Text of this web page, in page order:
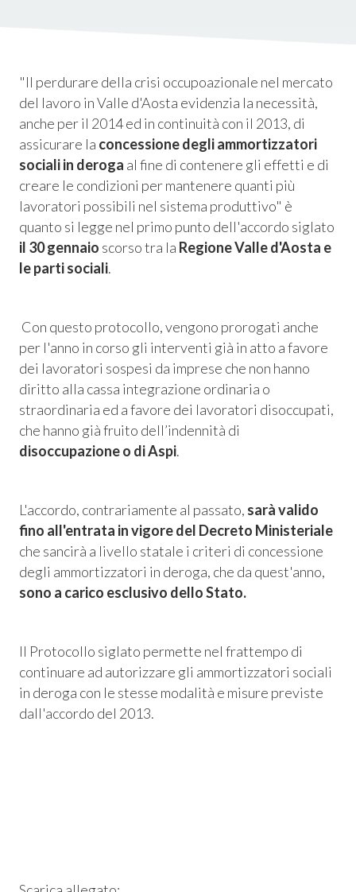
"Il perdurare della crisi occupoazionale nel mercato
del lavoro in Valle d'Aosta evidenzia la necessità,
anche per il 2014 ed in continuità con il 2013, di
assicurare la concessione degli ammortizzatori
sociali in deroga al fine di contenere gli effetti e di
creare le condizioni per mantenere quanti più
lavoratori possibili nel sistema produttivo" è
quanto si legge nel primo punto dell'accordo siglato
il 30 gennaio scorso tra la Regione Valle d'Aosta e
le parti sociali.
Con questo protocollo, vengono prorogati anche
per l'anno in corso gli interventi già in atto a favore
dei lavoratori sospesi da imprese che non hanno
diritto alla cassa integrazione ordinaria o
straordinaria ed a favore dei lavoratori disoccupati,
che hanno già fruito dell’indennità di
disoccupazione o di Aspi.
L'accordo, contrariamente al passato, sarà valido
fino all'entrata in vigore del Decreto Ministeriale
che sancirà a livello statale i criteri di concessione
degli ammortizzatori in deroga, che da quest'anno,
sono a carico esclusivo dello Stato.
Il Protocollo siglato permette nel frattempo di
continuare ad autorizzare gli ammortizzatori sociali
in deroga con le stesse modalità e misure previste
dall'accordo del 2013.